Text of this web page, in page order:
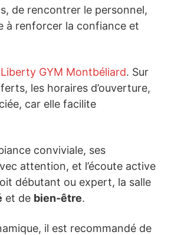
de rencontrer le personnel,
à renforcer la confiance et
Liberty GYM Montbéliard. Sur
les horaires d’ouverture,
car elle facilite
conviviale, ses
attention, et l’écoute active
débutant ou expert, la salle
et de bien-être.
il est recommandé de